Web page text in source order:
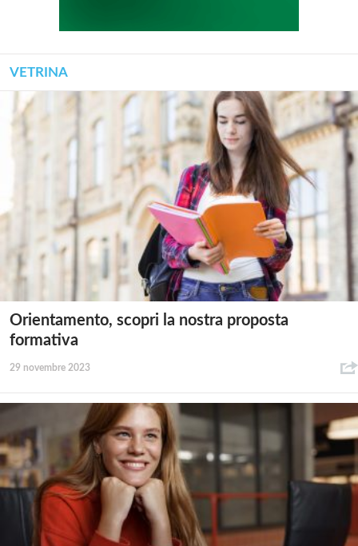
VETRINA
Orientamento, scopri la nostra proposta
formativa
29 novembre 2023